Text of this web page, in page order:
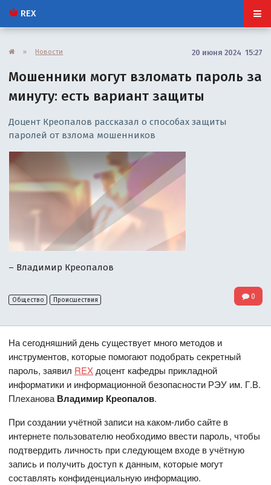
REX
» Новости 20 июня 2024 15:27
Мошенники могут взломать пароль за
минуту: есть вариант защиты
Доцент Креопалов рассказал о способах защиты
паролей от взлома мошенников
– Владимир Креопалов
Общество Происшествия 0
На сегодняшний день существует много методов и
инструментов, которые помогают подобрать секретный
пароль, заявил REXдоцент кафедры прикладной
информатики и информационной безопасности РЭУ им. Г.В.
ПлехановаВладимир Креопалов.
При создании учётной записи на каком-либо сайте в
интернете пользователю необходимо ввести пароль, чтобы
подтвердить личность при следующем входе в учётную
запись и получить доступ к данным, которые могут
составлять конфиденциальную информацию.